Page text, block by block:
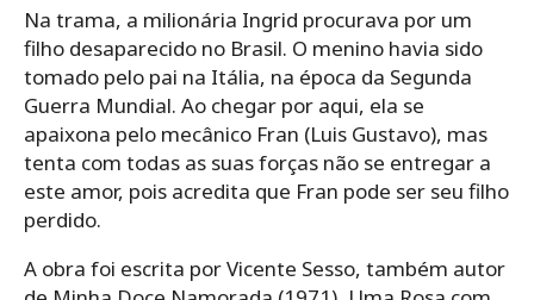
Na trama, a milionária Ingrid procurava por um
filho desaparecido no Brasil. O menino havia sido
tomado pelo pai na Itália, na época da Segunda
Guerra Mundial. Ao chegar por aqui, ela se
apaixona pelo mecânico Fran (Luis Gustavo), mas
tenta com todas as suas forças não se entregar a
este amor, pois acredita que Fran pode ser seu filho
perdido.
A obra foi escrita por Vicente Sesso, também autor